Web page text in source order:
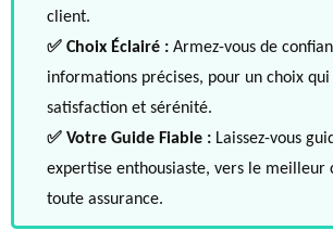
client.
✅ Choix Éclairé : Armez-vous de
informations précises, pour un choix
satisfaction et sérénité.
✅ Votre Guide Fiable : Laissez-vous
expertise enthousiaste, vers le meilleur
toute assurance.